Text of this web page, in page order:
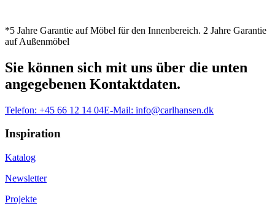
*5 Jahre Garantie auf Möbel für den Innenbereich. 2 Jahre Garantie
auf Außenmöbel
Sie können sich mit uns über die unten
angegebenen Kontaktdaten.
Telefon: +45 66 12 14 04E-Mail: info@carlhansen.dk
Inspiration
Katalog
Newsletter
Projekte